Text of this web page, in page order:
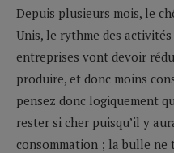
Depuis plusieurs mois, le
Unis, le rythme des
entreprises vont devoir
produire, et donc moins
pensez donc logiquement
rester si cher puisqu’il y
consommation ; la bulle ne